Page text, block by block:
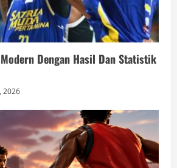
Dengan Hasil Dan Statistik
2026